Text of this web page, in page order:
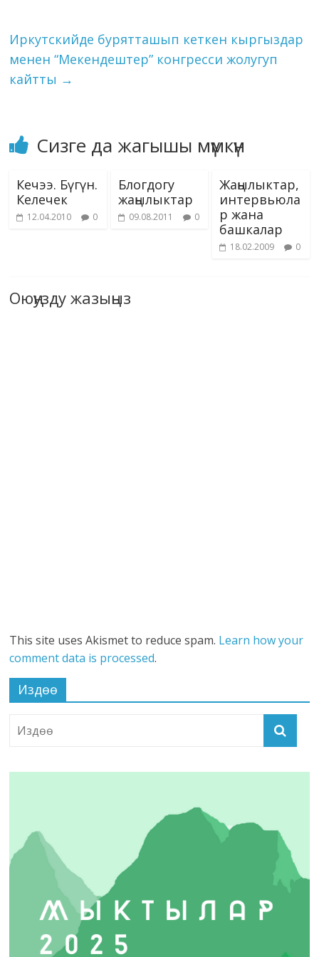
ki
Иркутскийде бурятташып кеткен кыргыздар
менен “Мекендештер” конгресси жолугуп
кайтты →
Сизге да жагышы мүмкүн
Кечээ. Бүгүн.
Келечек
12.04.2010 0
Блогдогу
жаңылыктар
09.08.2011 0
Жаңылыктар,
интервьюла
р жана
башкалар
18.02.2009 0
Оюңузду жазыңыз
This site uses Akismet to reduce spam. Learn how your
comment data is processed.
Издөө